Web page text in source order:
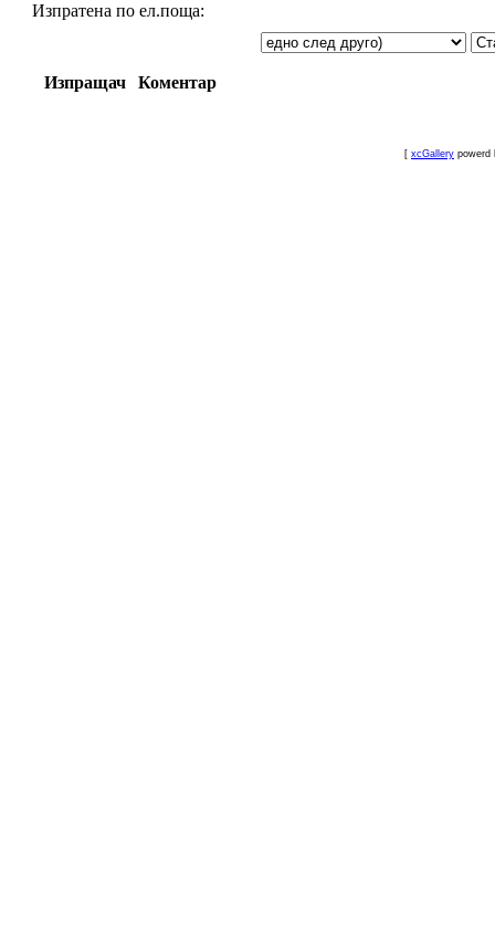
Изпратена по ел.поща:
Изпращач Коментар
[ xcGallery